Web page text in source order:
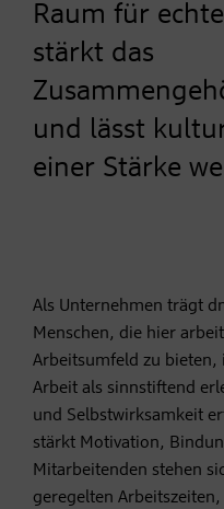
Raum für
stärkt das
und lässt
einer Stärke
Als Unternehmen trägt
Menschen, die hier
Arbeitsumfeld zu
Arbeit als sinnstiftend
und Selbstwirksamkeit
stärkt Motivation,
Mitarbeitenden stehen
geregelten